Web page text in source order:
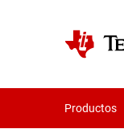
Productos